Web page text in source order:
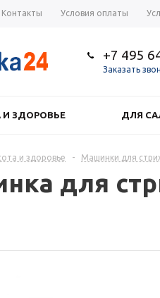
Контакты Условия оплаты
+7 495
Заказать
И ЗДОРОВЬЕ ДЛЯ
и здоровье - Машинки для
для